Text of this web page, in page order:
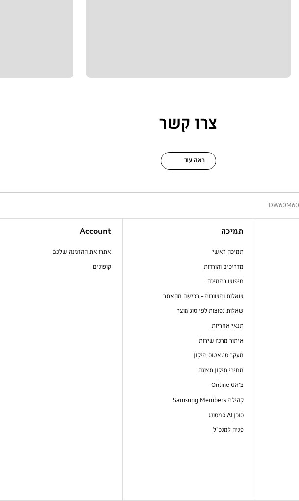
צרו קשר
ראה עוד
תמיכה
תמיכה ראשי
מדריכים והורדות
חיפוש בתמיכה
שאלות ותשובות - רכישה מהאתר
שאלות נפוצות לפי סוג מוצר
תנאי אחריות
איתור מרכז שירות
מעקב סטאטוס תיקון
מחירי תיקון תצוגה
צ'אט Online
קהילת Samsung Members
סוכן AI סמסונג
פניה למנכ"ל
Account
אתרו את ההזמנה שלכם
קופונים